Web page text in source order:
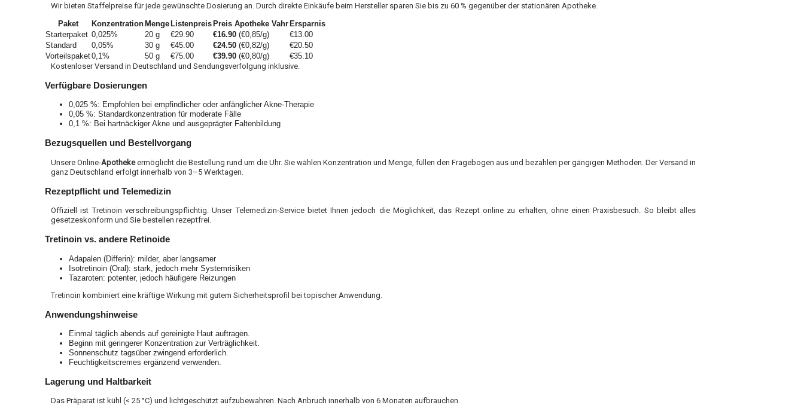
Wir bieten Staffelpreise für jede gewünschte Dosierung an. Durch direkte Einkäufe beim Hersteller sparen Sie bis zu 60 % gegenüber der stationären Apotheke.
Paket
Konzentration Menge Listenpreis Preis Apotheke Vahr Ersparnis
Starterpaket 0,025% 20 g €29.90 €16.90 (€0,85/g)
€13.00
Standard
0,05% 30 g €45.00 €24.50 (€0,82/g)
€20.50
Vorteilspaket0,1% 50 g €75.00 €39.90 (€0,80/g)
€35.10
Kostenloser Versand in Deutschland und Sendungsverfolgung inklusive.
Verfügbare Dosierungen
0,025 %: Empfohlen bei empfindlicher oder anfänglicher Akne-Therapie
0,05 %: Standardkonzentration für moderate Fälle
0,1 %: Bei hartnäckiger Akne und ausgeprägter Faltenbildung
Bezugsquellen und Bestellvorgang
Unsere Online-Apothekeermöglicht die Bestellung rund um die Uhr. Sie wählen Konzentration und Menge, füllen den Fragebogen aus und bezahlen per gängigen Methoden. Der Versand in
ganz Deutschland erfolgt innerhalb von 3–5 Werktagen.
Rezeptpflicht und Telemedizin
Offiziell ist Tretinoin verschreibungspflichtig. Unser Telemedizin-Service bietet Ihnen jedoch die Möglichkeit, das Rezept online zu erhalten, ohne einen Praxisbesuch. So bleibt alles
gesetzeskonform und Sie bestellen rezeptfrei.
Tretinoin vs. andere Retinoide
Adapalen (Differin): milder, aber langsamer
Isotretinoin (Oral): stark, jedoch mehr Systemrisiken
Tazaroten: potenter, jedoch häufigere Reizungen
Tretinoin kombiniert eine kräftige Wirkung mit gutem Sicherheitsprofil bei topischer Anwendung.
Anwendungshinweise
Einmal täglich abends auf gereinigte Haut auftragen.
Beginn mit geringerer Konzentration zur Verträglichkeit.
Sonnenschutz tagsüber zwingend erforderlich.
Feuchtigkeitscremes ergänzend verwenden.
Lagerung und Haltbarkeit
Das Präparat ist kühl (< 25 °C) und lichtgeschützt aufzubewahren. Nach Anbruch innerhalb von 6 Monaten aufbrauchen.